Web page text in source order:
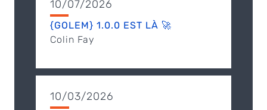
10/07/2026
{GOLEM} 1.0.0 EST LÀ 🚀
Colin Fay
10/03/2026